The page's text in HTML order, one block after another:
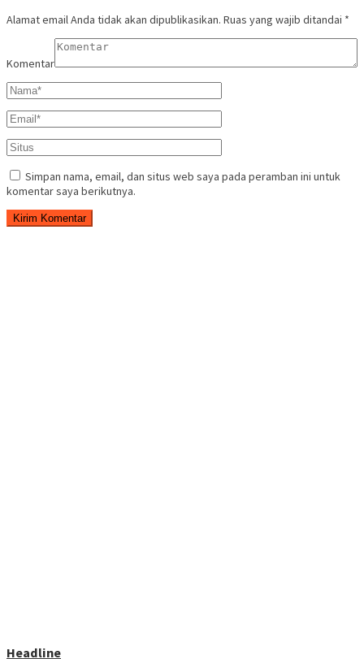
Alamat email Anda tidak akan dipublikasikan. Ruas yang wajib ditandai *
Komentar
Simpan nama, email, dan situs web saya pada peramban ini untuk
komentar saya berikutnya.
Headline